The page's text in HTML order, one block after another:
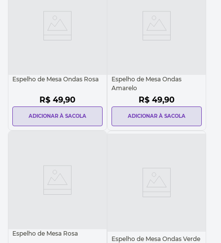
Espelho de Mesa Ondas Rosa
R$ 49,90
ADICIONAR À SACOLA
Espelho de Mesa Ondas
Amarelo
R$ 49,90
ADICIONAR À SACOLA
Espelho de Mesa Rosa
Espelho de Mesa Ondas Verde